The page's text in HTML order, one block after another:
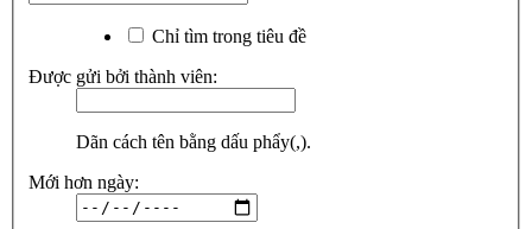
Chỉ tìm trong tiêu đề
Được gửi bởi thành viên:
Dãn cách tên bằng dấu phẩy(,).
Mới hơn ngày: